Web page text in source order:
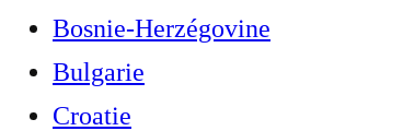
Bosnie-Herzégovine
Bulgarie
Croatie